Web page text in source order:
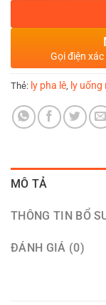
Gọi điện
Thẻ: ly pha lê ly uống
MÔ TẢ
THÔNG TIN BỔ
ĐÁNH GIÁ (0)